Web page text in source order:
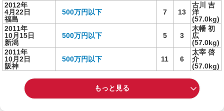
2012年
4月22日
福島
500万円以下 7 13
古川 吉
洋
(57.0kg)
2011年
10月15日
新潟
500万円以下 5 3
木幡 初
広
(57.0kg)
2011年
10月2日
阪神
500万円以下 11 6
太宰 啓
介
(57.0kg)
もっと見る